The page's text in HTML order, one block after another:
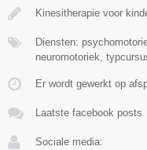
Kinesitherapie voor
Diensten:
neuromotoriek,
Er wordt gewerkt op
Laatste facebook posts
Sociale media: